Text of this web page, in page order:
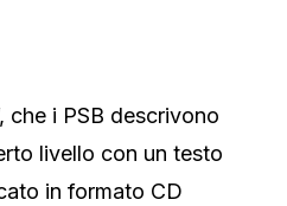
che i PSB descrivono
livello con un testo
in formato CD